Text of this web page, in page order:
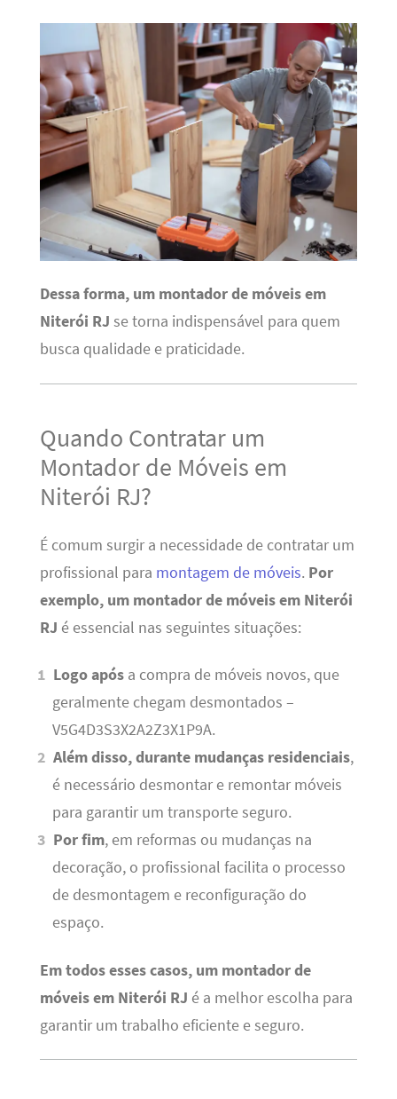
Dessa forma, um montador de móveis em
Niterói RJ se torna indispensável para quem
busca qualidade e praticidade.
Quando Contratar um
Montador de Móveis em
Niterói RJ?
É comum surgir a necessidade de contratar um
profissional para montagem de móveis. Por
exemplo, um montador de móveis em Niterói
RJ é essencial nas seguintes situações:
Logo após a compra de móveis novos, que
geralmente chegam desmontados –
V5G4D3S3X2A2Z3X1P9A.
Além disso, durante mudanças residenciais,
é necessário desmontar e remontar móveis
para garantir um transporte seguro.
Por fim, em reformas ou mudanças na
decoração, o profissional facilita o processo
de desmontagem e reconfiguração do
espaço.
Em todos esses casos, um montador de
móveis em Niterói RJ é a melhor escolha para
garantir um trabalho eficiente e seguro.